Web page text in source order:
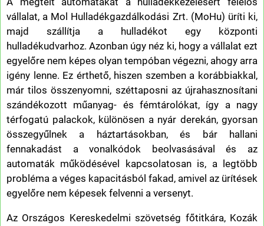
vállalat, a Mol Hulladékgazdálkodási Zrt. (MoHu) üríti ki,
majd szállítja a hulladékot egy központi
hulladékudvarhoz. Azonban úgy néz ki, hogy a vállalat ezt
egyelőre nem képes olyan tempóban végezni, ahogy arra
igény lenne. Ez érthető, hiszen szemben a korábbiakkal,
már tilos összenyomni, széttaposni az újrahasznosítani
szándékozott műanyag- és fémtárolókat, így a nagy
térfogatú palackok, különösen a nyár derekán, gyorsan
összegyűlnek a háztartásokban, és bár hallani
fennakadást a vonalkódok beolvasásával és az
automaták működésével kapcsolatosan is, a legtöbb
probléma a véges kapacitásból fakad, amivel az ürítések
egyelőre nem képesek felvenni a versenyt.
Az Országos Kereskedelmi szövetség főtitkára, Kozák